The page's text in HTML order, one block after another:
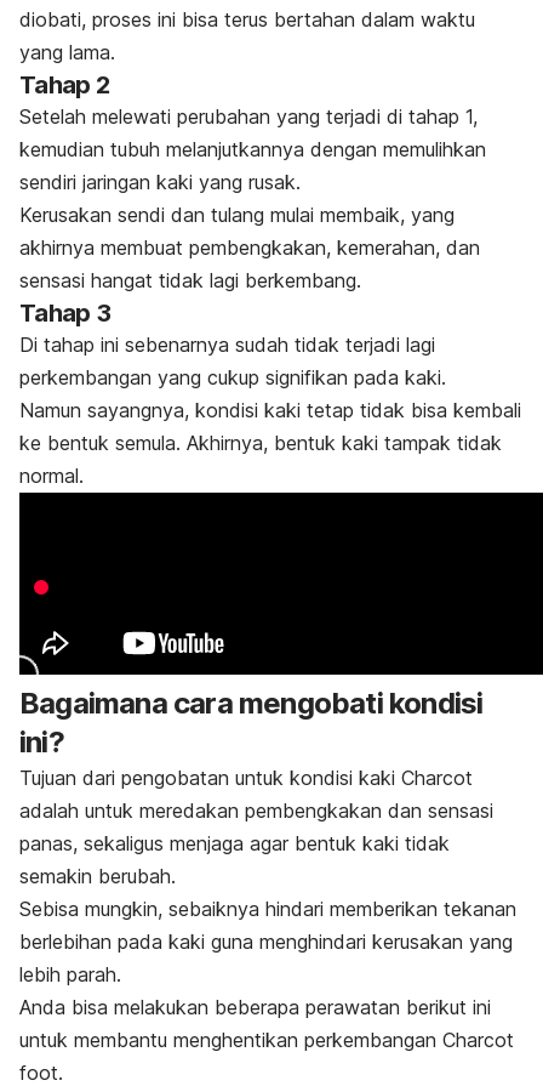
diobati, proses ini bisa terus bertahan dalam waktu
yang lama.
Tahap 2
Setelah melewati perubahan yang terjadi di tahap 1,
kemudian tubuh melanjutkannya dengan memulihkan
sendiri jaringan kaki yang rusak.
Kerusakan sendi dan tulang mulai membaik, yang
akhirnya membuat pembengkakan, kemerahan, dan
sensasi hangat tidak lagi berkembang.
Tahap 3
Di tahap ini sebenarnya sudah tidak terjadi lagi
perkembangan yang cukup signifikan pada kaki.
Namun sayangnya, kondisi kaki tetap tidak bisa kembali
ke bentuk semula. Akhirnya, bentuk kaki tampak tidak
normal.
Bagaimana cara mengobati kondisi
ini?
Tujuan dari pengobatan untuk kondisi kaki Charcot
adalah untuk meredakan pembengkakan dan sensasi
panas, sekaligus menjaga agar bentuk kaki tidak
semakin berubah.
Sebisa mungkin, sebaiknya hindari memberikan tekanan
berlebihan pada kaki guna menghindari kerusakan yang
lebih parah.
Anda bisa melakukan beberapa perawatan berikut ini
untuk membantu menghentikan perkembangan Charcot
foot.